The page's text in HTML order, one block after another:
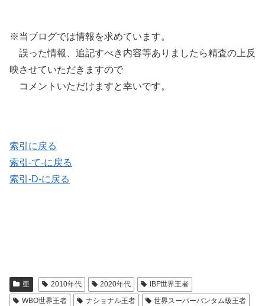
※当ブログでは情報を求めています。
誤った情報、追記すべき内容等ありましたら精査の上反
映させていただきますので
コメントいただけますと幸いです。
索引に戻る
索引-て-に戻る
索引-D-に戻る
亜 2010年代 2020年代
IBF世界王者
WBO世界王者
ナショナル王者
世界スーパーバンタム級王者